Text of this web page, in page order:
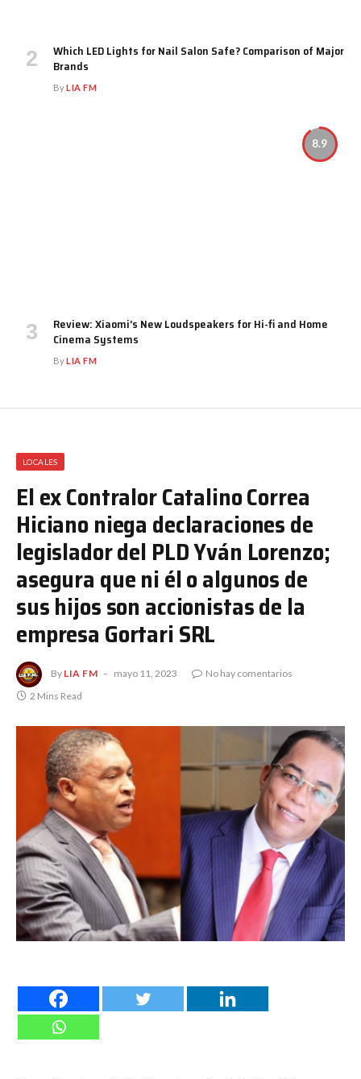
Which LED Lights for Nail Salon Safe? Comparison of Major
Brands
ByLIA FM
8.9
Review: Xiaomi’s New Loudspeakers for Hi-fi and Home
Cinema Systems
ByLIA FM
LOCALES
El ex Contralor Catalino Correa
Hiciano niega declaraciones de
legislador del PLD Yván Lorenzo;
asegura que ni él o algunos de
sus hijos son accionistas de la
empresa Gortari SRL
By LIA FM mayo 11, 2023
No hay comentarios
2 Mins Read